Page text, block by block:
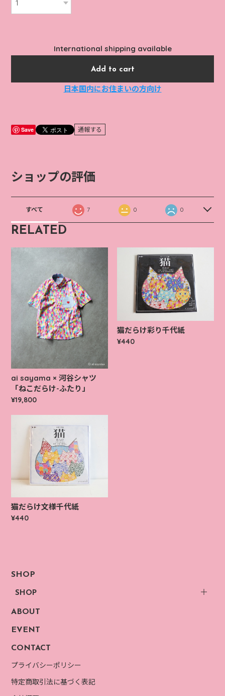
SHOP
SHOP
ABOUT
EVENT
CONTACT
プライバシーポリシー
特定商取引法に基づく表記
International shipping available
Add to cart
日本国内にお住まいの方向け
Save 通報する
ショップの評価
すべて 7 0 0
RELATED
ai sayama × 河谷シャツ
「ねこだらけ-ふたり」
¥19,800
猫だらけ彩り千代紙
¥440
猫だらけ文様千代紙
¥440